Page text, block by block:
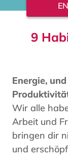
9
Energie,
Wir alle
Arbeit und
bringen dir
und